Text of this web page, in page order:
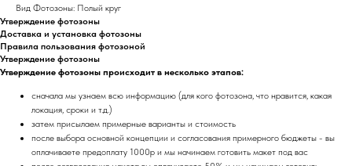
Вид Фотозоны: Полый круг
Утверждение фотозоны
Доставка и установка фотозоны
Правила пользования фотозоной
Утверждение фотозоны
Утверждение фотозоны происходит в несколько этапов:
сначала мы узнаем всю информацию (для кого фотозона, что нравится, какая
локация, сроки и т.д.)
затем присылаем примерные варианты и стоимость
после выбора основной концепции и согласования примерного бюджеты - вы
оплачиваете предоплату 1000р и мы начинаем готовить макет под вас